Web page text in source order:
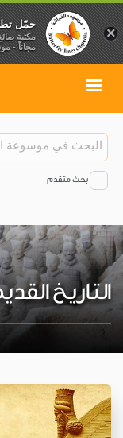
بحث متقدم
التاريخ
×
حمّل
مكتبة
مجاناً -